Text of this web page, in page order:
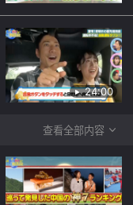
24:00
查看全部内容